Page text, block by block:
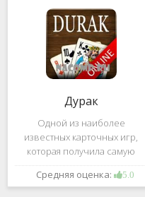
большое количество
проблем на свою
Дурак
Одной из наиболее
известных карточных игр,
которая получила самую
большую известность среди
всех людей всех возрастных
Средняя оценка: 5.0